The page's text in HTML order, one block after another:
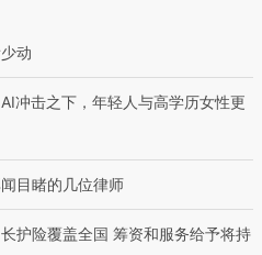
动
AI冲击之下，年轻人与高学历女性更
目睹的几位律师
长护险覆盖全国 筹资和服务给予将持